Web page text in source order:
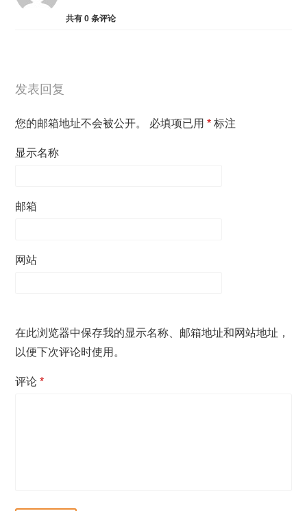
共有0 条评论
发表回复
您的邮箱地址不会被公开。 必填项已用* 标注
显示名称
邮箱
网站
在此浏览器中保存我的显示名称、邮箱地址和网站地址，
以便下次评论时使用。
评论*